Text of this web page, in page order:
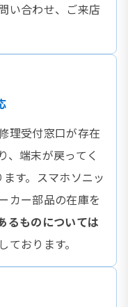
い合わせ、ご来店
理受付窓口が存在
、端末が戻ってく
す。スマホソニッ
カー部品の在庫を
るものについては
ております。